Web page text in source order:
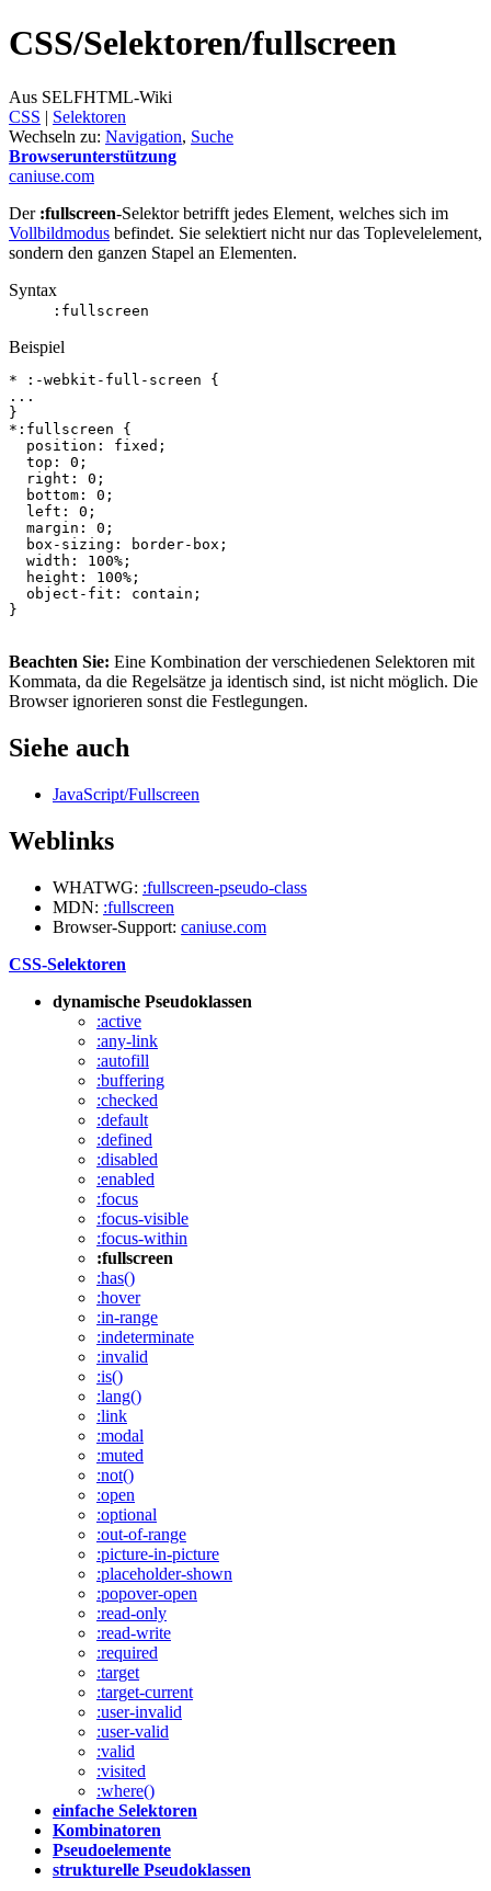
CSS/Selektoren/fullscreen
Aus SELFHTML-Wiki
CSS ‎ | Selektoren
Wechseln zu: Navigation, Suche
Browserunterstützung
caniuse.com
Der :fullscreen-Selektor betrifft jedes Element, welches sich im
Vollbildmodus befindet. Sie selektiert nicht nur das Toplevelelement,
sondern den ganzen Stapel an Elementen.
Syntax
:fullscreen
Beispiel
* :-webkit-full-screen
{
...
}
* :fullscreen
{
position : fixed ;
top : 0 ;
right : 0 ;
bottom : 0 ;
left : 0 ;
margin : 0 ;
box - sizing : border- box ;
width : 100% ;
height : 100% ;
object - fit : contain ;
}
Beachten Sie: Eine Kombination der verschiedenen Selektoren mit
Kommata, da die Regelsätze ja identisch sind, ist nicht möglich. Die
Browser ignorieren sonst die Festlegungen.
Siehe auch
JavaScript/Fullscreen
Weblinks
WHATWG: :fullscreen-pseudo-class
MDN: :fullscreen
Browser-Support: caniuse.com
CSS-Selektoren
dynamische Pseudoklassen
:active
:any-link
:autofill
:buffering
:checked
:default
:defined
:disabled
:enabled
:focus
:focus-visible
:focus-within
:fullscreen
:has()
:hover
:in-range
:indeterminate
:invalid
:is()
:lang()
:link
:modal
:muted
:not()
:open
:optional
:out-of-range
:picture-in-picture
:placeholder-shown
:popover-open
:read-only
:read-write
:required
:target
:target-current
:user-invalid
:user-valid
:valid
:visited
:where()
einfache Selektoren
Kombinatoren
Pseudoelemente
strukturelle Pseudoklassen